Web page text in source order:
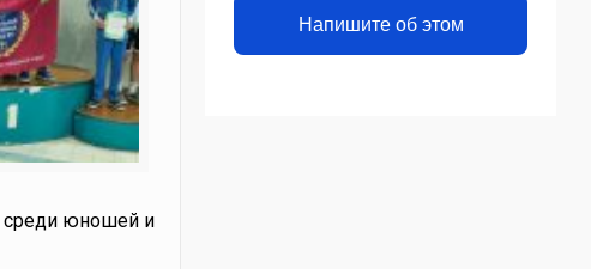
среди юношей и
Напишите об этом